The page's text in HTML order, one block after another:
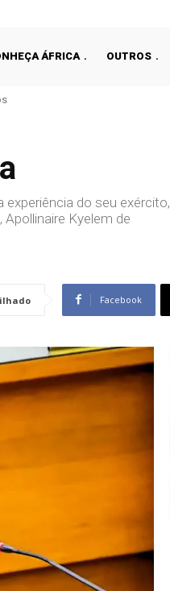
ÁFRICA OUTROS
experiência do seu exército,
Kyelem de
Facebook